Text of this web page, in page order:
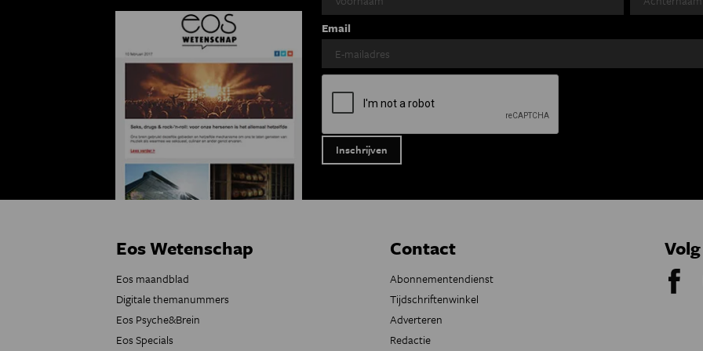
Email
Eos Wetenschap
Eos maandblad
Digitale themanummers
Eos Psyche&Brein
Eos Specials
Contact
Abonnementendienst
Tijdschriftenwinkel
Adverteren
Redactie